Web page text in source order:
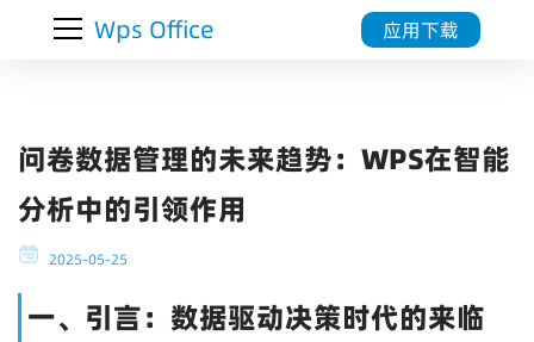
Wps Office 应用下载
问卷数据管理的未来趋势：WPS在智能
分析中的引领作用
2025-05-25
一、引言：数据驱动决策时代的来临